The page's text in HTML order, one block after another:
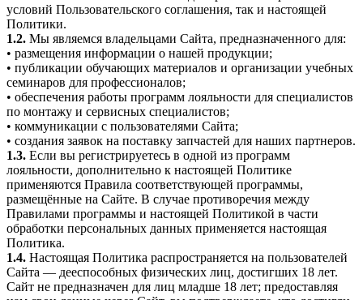
условий Пользовательского соглашения, так и настоящей
Политики.
1.2. Мы являемся владельцами Сайта, предназначенного для:
• размещения информации о нашей продукции;
• публикации обучающих материалов и организации учебных
семинаров для профессионалов;
• обеспечения работы программ лояльности для специалистов
по монтажу и сервисных специалистов;
• коммуникации с пользователями Сайта;
• создания заявок на поставку запчастей для наших партнеров.
1.3. Если вы регистрируетесь в одной из программ
лояльности, дополнительно к настоящей Политике
применяются Правила соответствующей программы,
размещённые на Сайте. В случае противоречия между
Правилами программы и настоящей Политикой в части
обработки персональных данных применяется настоящая
Политика.
1.4. Настоящая Политика распространяется на пользователей
Сайта — дееспособных физических лиц, достигших 18 лет.
Сайт не предназначен для лиц младше 18 лет; предоставляя